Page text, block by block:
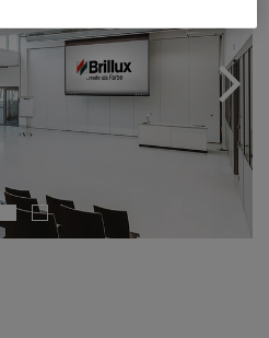
Next